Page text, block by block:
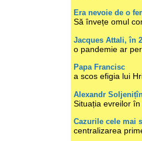
Era nevoie de o
Să învețe omul
Jacques Attali, în
o pandemie ar
Papa Francisc
a scos efigia lui
Alexandr
Situația evreilor
Cazurile cele mai
centralizarea